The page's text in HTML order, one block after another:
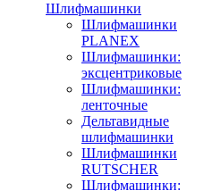
Шлифмашинки
Шлифмашинки
PLANEX
Шлифмашинки:
эксцентриковые
Шлифмашинки:
ленточные
Дельтавидные
шлифмашинки
Шлифмашинки
RUTSCHER
Шлифмашинки: